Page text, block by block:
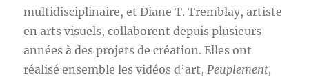
multidisciplinaire, et Diane T. Tremblay, artiste
en arts visuels, collaborent depuis plusieurs
années à des projets de création. Elles ont
réalisé ensemble les vidéos d’art, Peuplement,